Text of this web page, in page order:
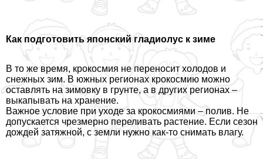
Как подготовить японский гладиолус к зиме
В то же время, крокосмия не переносит холодов и
снежных зим. В южных регионах крокосмию можно
оставлять на зимовку в грунте, а в других регионах –
выкапывать на хранение.
Важное условие при уходе за крокосмиями – полив. Не
допускается чрезмерно переливать растение. Если сезон
дождей затяжной, с земли нужно как-то снимать влагу.